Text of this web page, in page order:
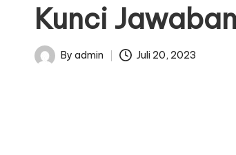
Kunci
Posted
By admin Juli 20, 2023